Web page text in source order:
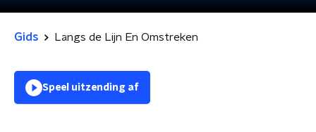
Gids Langs de Lijn En Omstreken
Speel uitzending af